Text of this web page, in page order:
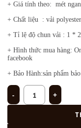
+ Giá tính theo: mét
+ Chất liệu : vải
+ Tỉ lệ độ chun vải : 1 *
+ Hình thức mua hàng:
facebook
+ Bảo Hành:sản phẩm
Rèm trẻ em TM-886 số